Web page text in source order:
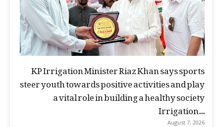
KP Irrigation Minister Riaz Khan says sports
steer youth towards positive activities and play
a vital role in building a healthy society
Irrigation...
August 7, 2026